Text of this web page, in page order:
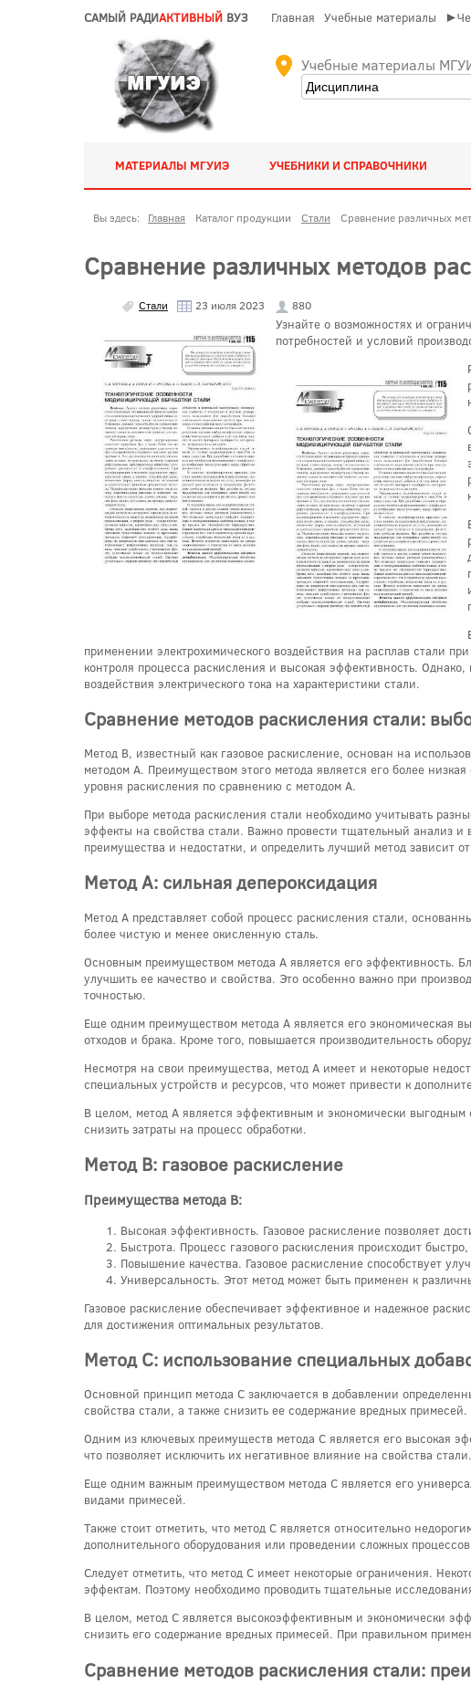
САМЫЙ РАДИАКТИВНЫЙ ВУЗ Главная Учебные материалы
Учебные материалы
МАТЕРИАЛЫ МГУИЭ УЧЕБНИКИ И СПРАВОЧНИКИ
Вы здесь: Главная Каталог продукции Стали Сравнение различных
Сравнение различных методов
Стали 23 июля 2023 880
Узнайте о возможностях и
потребностей и условий
применении электрохимического воздействия на расплав стали
контроля процесса раскисления и высокая эффективность.
воздействия электрического тока на характеристики стали.
Сравнение методов раскисления стали:
Метод B, известный как газовое раскисление, основан на
методом A. Преимуществом этого метода является его более
уровня раскисления по сравнению с методом A.
При выборе метода раскисления стали необходимо учитывать
эффекты на свойства стали. Важно провести тщательный анализ
преимущества и недостатки, и определить лучший метод зависит
Метод A: сильная депероксидация
Метод A представляет собой процесс раскисления стали,
более чистую и менее окисленную сталь.
Основным преимуществом метода A является его эффективность.
улучшить ее качество и свойства. Это особенно важно при
точностью.
Еще одним преимуществом метода A является его экономическая
отходов и брака. Кроме того, повышается производительность
Несмотря на свои преимущества, метод A имеет и некоторые
специальных устройств и ресурсов, что может привести к
В целом, метод A является эффективным и экономически
снизить затраты на процесс обработки.
Метод B: газовое раскисление
Преимущества метода B:
Высокая эффективность. Газовое раскисление позволяет
Быстрота. Процесс газового раскисления происходит
Повышение качества. Газовое раскисление способствует
Универсальность. Этот метод может быть применен к
Газовое раскисление обеспечивает эффективное и надежное
для достижения оптимальных результатов.
Метод C: использование специальных
Основной принцип метода C заключается в добавлении
свойства стали, а также снизить ее содержание вредных примесей.
Одним из ключевых преимуществ метода C является его высокая
что позволяет исключить их негативное влияние на свойства стали.
Еще одним важным преимуществом метода C является его
видами примесей.
Также стоит отметить, что метод C является относительно
дополнительного оборудования или проведении сложных
Следует отметить, что метод C имеет некоторые ограничения.
эффектам. Поэтому необходимо проводить тщательные
В целом, метод C является высокоэффективным и экономически
снизить его содержание вредных примесей. При правильном
Сравнение методов раскисления стали: